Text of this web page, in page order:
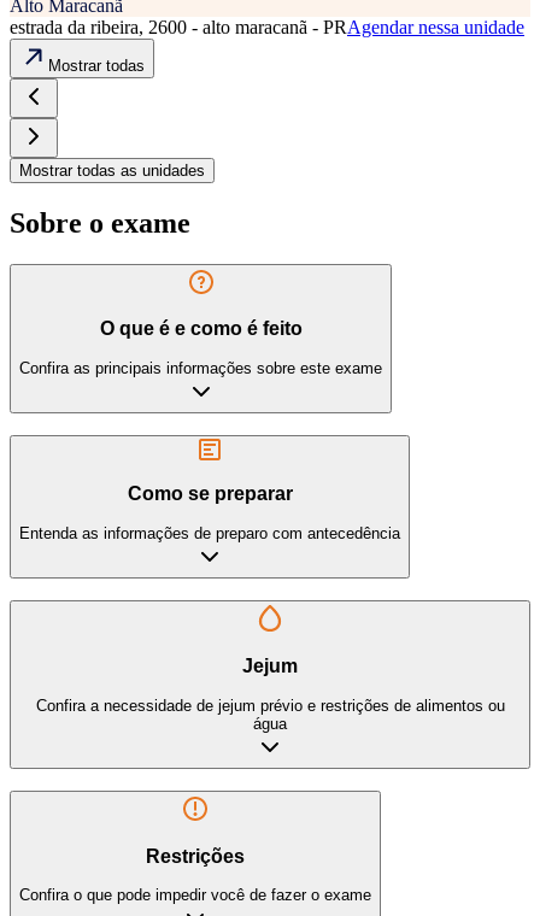
Alto Maracanã
estrada da ribeira, 2600 - alto maracanã - PRAgendar nessa unidade
Mostrar todas
Mostrar todas as unidades
Sobre o exame
O que é e como é feito
Confira as principais informações sobre este exame
Como se preparar
Entenda as informações de preparo com antecedência
Jejum
Confira a necessidade de jejum prévio e restrições de alimentos ou
água
Restrições
Confira o que pode impedir você de fazer o exame